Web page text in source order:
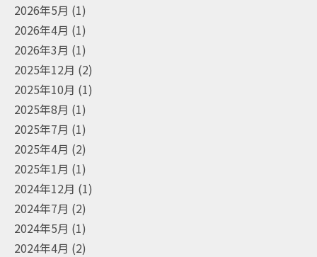
2026年5月 (1)
2026年4月 (1)
2026年3月 (1)
2025年12月 (2)
2025年10月 (1)
2025年8月 (1)
2025年7月 (1)
2025年4月 (2)
2025年1月 (1)
2024年12月 (1)
2024年7月 (2)
2024年5月 (1)
2024年4月 (2)